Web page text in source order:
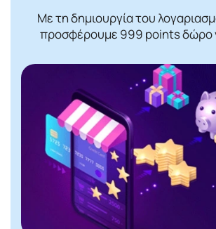
Με τη δημιουργία του
προσφέρουμε 999 points δώρο